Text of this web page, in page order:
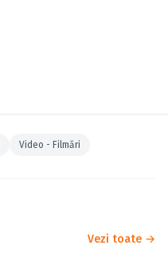
Video - Filmări
Vezi toate →